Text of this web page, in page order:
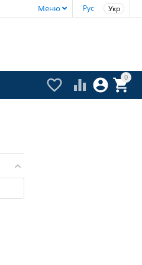
Рус Укр
Меню
0


 